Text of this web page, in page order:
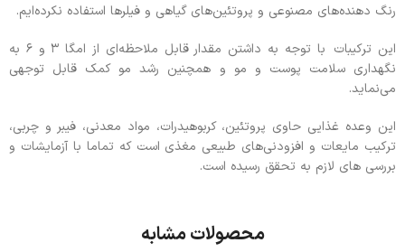
رنگ دهنده‌های مصنوعی و پروتئین‌های گیاهی و فیلرها استفاده نکرده‌ایم.
این ترکیبات با توجه به داشتن مقدار قابل ملاحظه‌ای از امگا ۳ و ۶ به
نگهداری سلامت پوست و مو و همچنین رشد مو کمک قابل توجهی
می‌نماید.
این وعده غذایی حاوی پروتئین، کربوهیدرات، مواد معدنی، فیبر و چربی،
ترکیب مایعات و افزودنی‌های طبیعی مغذی است که تماما با آزمایشات و
بررسی های لازم به تحقق رسیده است.
محصولات مشابه